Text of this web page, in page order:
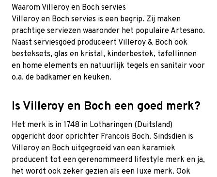
Waarom Villeroy en Boch servies
Villeroy en Boch servies is een begrip. Zij maken
prachtige serviezen waaronder het populaire Artesano.
Naast serviesgoed produceert Villeroy & Boch ook
besteksets, glas en kristal, kinderbestek, tafellinnen
en home elements en natuurlijk tegels en sanitair voor
o.a. de badkamer en keuken.
Is Villeroy en Boch een goed merk?
Het merk is in 1748 in Lotharingen (Duitsland)
opgericht door oprichter Francois Boch. Sindsdien is
Villeroy en Boch uitgegroeid van een keramiek
producent tot een gerenommeerd lifestyle merk en ja,
het wordt ook zeker gezien als een luxe merk. Ook